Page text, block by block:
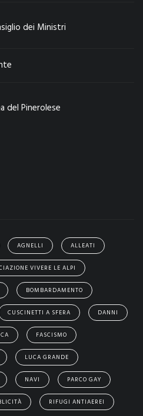
dei Ministri
del Pinerolese
AGNELLI ALLEATI
VIVERE LE ALPI
BOMBARDAMENTO
CUSCINETTI A SFERA DANNI
FASCISMO
LUCA GRANDE
NAVI PARCO GAY
RIFUGI ANTIAEREI